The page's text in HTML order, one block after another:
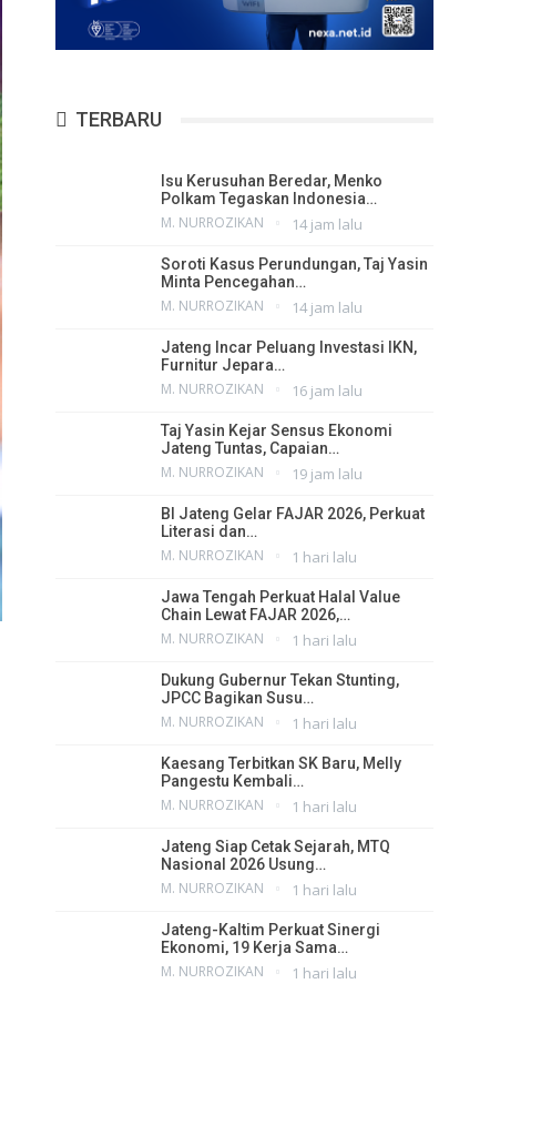
TERBARU
Isu Kerusuhan Beredar, Menko
Polkam Tegaskan Indonesia…
M. NURROZIKAN 14 jam lalu
Soroti Kasus Perundungan, Taj Yasin
Minta Pencegahan…
M. NURROZIKAN 14 jam lalu
Jateng Incar Peluang Investasi IKN,
Furnitur Jepara…
M. NURROZIKAN 16 jam lalu
Taj Yasin Kejar Sensus Ekonomi
Jateng Tuntas, Capaian…
M. NURROZIKAN 19 jam lalu
BI Jateng Gelar FAJAR 2026, Perkuat
Literasi dan…
M. NURROZIKAN 1 hari lalu
Jawa Tengah Perkuat Halal Value
Chain Lewat FAJAR 2026,…
M. NURROZIKAN 1 hari lalu
Dukung Gubernur Tekan Stunting,
JPCC Bagikan Susu…
M. NURROZIKAN 1 hari lalu
Kaesang Terbitkan SK Baru, Melly
Pangestu Kembali…
M. NURROZIKAN 1 hari lalu
Jateng Siap Cetak Sejarah, MTQ
Nasional 2026 Usung…
M. NURROZIKAN 1 hari lalu
Jateng-Kaltim Perkuat Sinergi
Ekonomi, 19 Kerja Sama…
M. NURROZIKAN 1 hari lalu